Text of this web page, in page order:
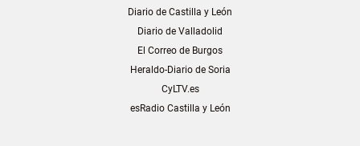
Diario de Castilla y León
Diario de Valladolid
El Correo de Burgos
Heraldo-Diario de Soria
CyLTV.es
esRadio Castilla y León